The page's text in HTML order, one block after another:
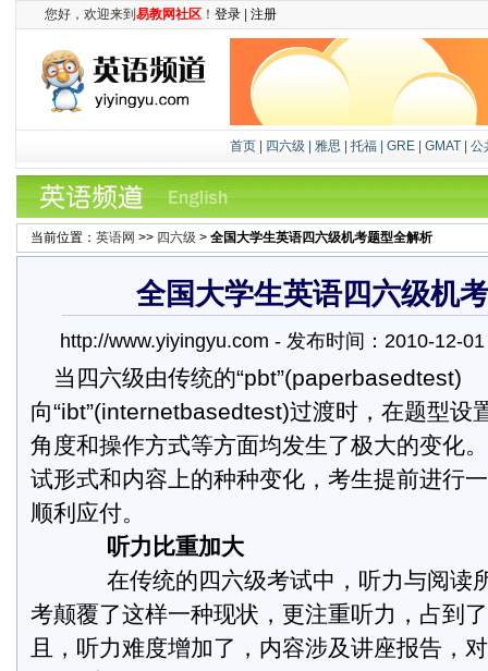
您好，欢迎来到 易教网社区 ！ 登录 注册
首页 四六级 雅思 托福 GRE GMAT 公
当前位置： 英语网 >> 四六级 > 全国大学生英语四六级机考题型全解析
全国大学生英语四六级机
http://www.yiyingyu.com - 发布时间：2010-12-
当四六级由传统的“pbt”(paperbasedtest)
向“ibt”(internetbasedtest)过渡时，在题型设
角度和操作方式等方面均发生了极大的变化
试形式和内容上的种种变化，考生提前进行
顺利应付。
听力比重加大
在传统的四六级考试中，听力与阅读
考颠覆了这样一种现状，更注重听力，占到
且，听力难度增加了，内容涉及讲座报告，